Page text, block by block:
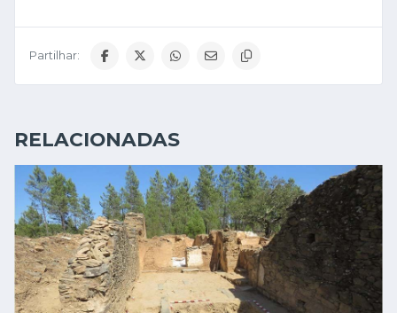
Partilhar:
RELACIONADAS